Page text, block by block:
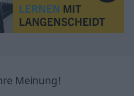
Meinung!